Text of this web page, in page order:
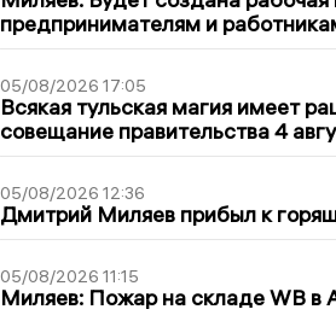
предпринимателям и
05/08/2026 17:05
Всякая тульская магия имеет
совещание правительства 4
05/08/2026 12:36
Дмитрий Миляев прибыл к
05/08/2026 11:15
Миляев: Пожар на складе WB в